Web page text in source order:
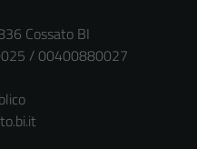
Cossato BI
/ 00400880027